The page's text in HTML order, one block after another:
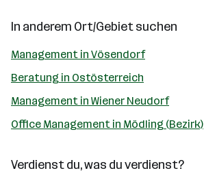
In anderem Ort/Gebiet suchen
Management in Vösendorf
Beratung in Ostösterreich
Management in Wiener Neudorf
Office Management in Mödling (Bezirk)
Verdienst du, was du verdienst?